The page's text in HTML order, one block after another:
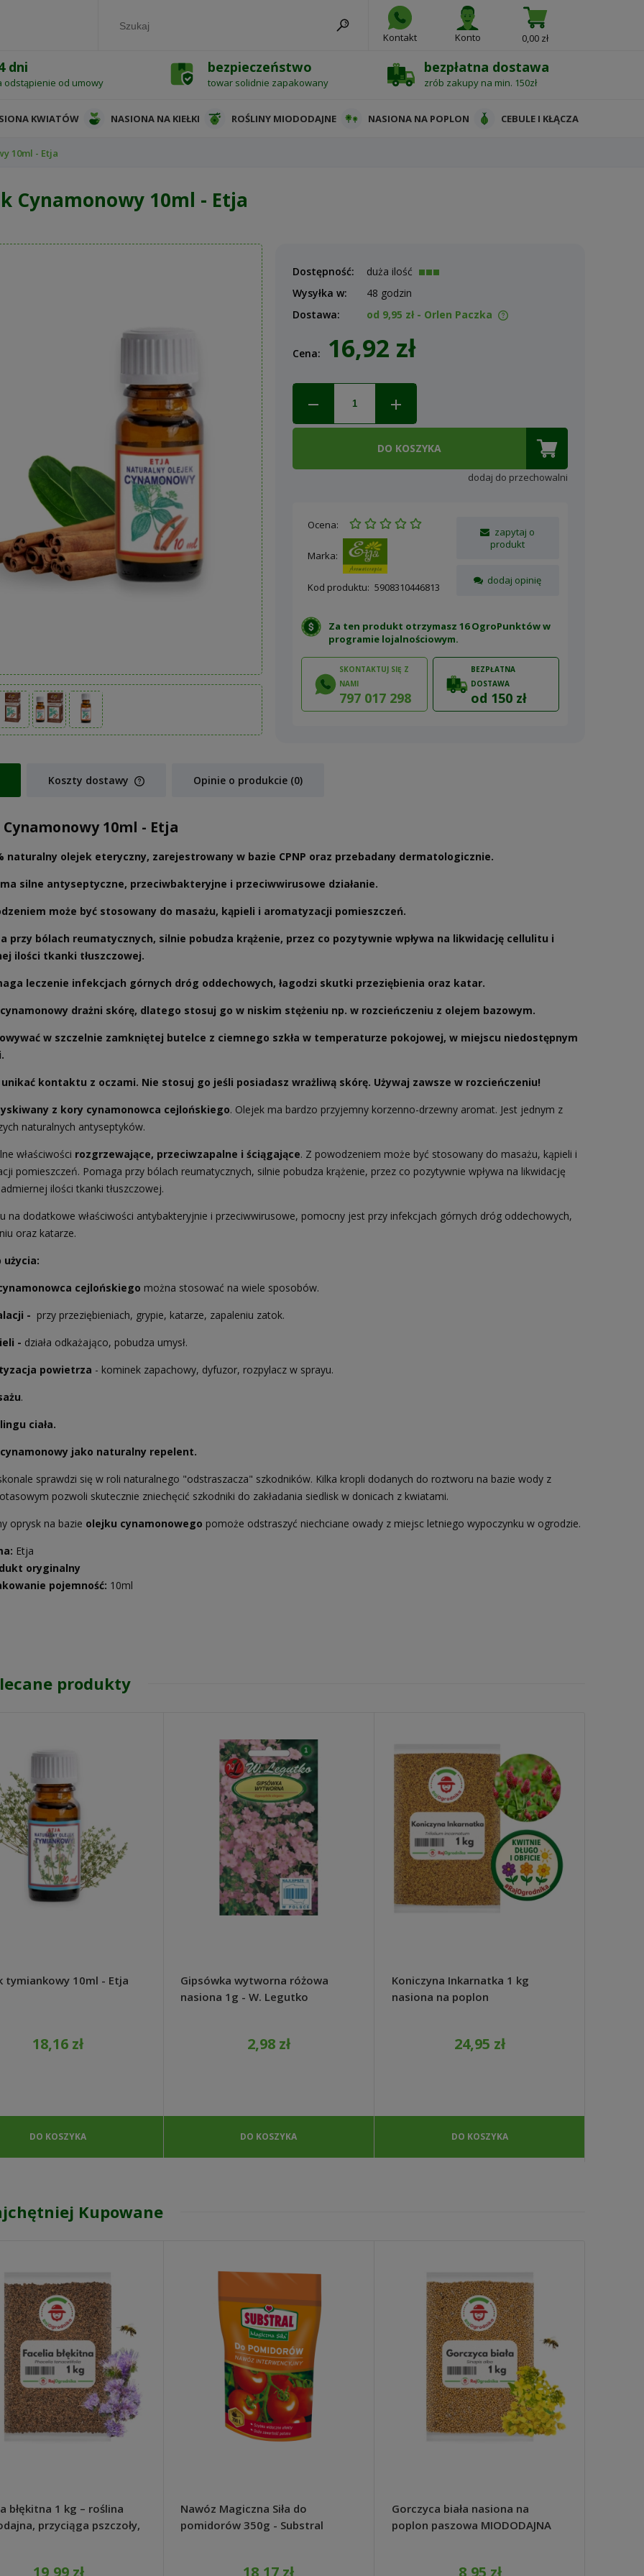
Kontakt Konto 0,00 zł
dni
odstąpienie od umowy
bezpieczeństwo
towar solidnie zapakowany
bezpłatna dostawa
zrób zakupy na min. 150zł
KWIATÓW NASIONA NA KIEŁKI ROŚLINY MIODODAJNE NASIONA NA POPLON CEBULE I KŁĄCZA
10ml - Etja
mm zimowa 10kg
105,00 zł
regularna: 139,00 zł
DO KOSZYKA
Cynamonowy 10ml - Etja
Dostępność:
duża ilość
Wysyłka w:
48 godzin
Dostawa:
od 9,95 zł - Orlen Paczka
Cena nie zawiera ewentualnych
kosztów płatności
Cena: 16,92 zł
DO KOSZYKA
dodaj do przechowalni
Ocena:
Marka:
Kod produktu: 5908310446813
zapytaj o
produkt
dodaj opinię
Za ten produkt otrzymasz 16 OgroPunktów w
programie lojalnościowym.
SKONTAKTUJ SIĘ Z
NAMI
797 017 298
BEZPŁATNA
DOSTAWA
od 150 zł
Koszty dostawy
płatności
Opinie o produkcie (0)
10ml - Etja
naturalny olejek eteryczny, zarejestrowany w bazie CPNP oraz przebadany dermatologicznie.
ma silne antyseptyczne, przeciwbakteryjne i przeciwwirusowe działanie.
może być stosowany do masażu, kąpieli i aromatyzacji pomieszczeń.
przy bólach reumatycznych, silnie pobudza krążenie, przez co pozytywnie wpływa na likwidację cellulitu i
ilości tkanki tłuszczowej.
leczenie infekcjach górnych dróg oddechowych, łagodzi skutki przeziębienia oraz katar.
cynamonowy drażni skórę, dlatego stosuj go w niskim stężeniu np. w rozcieńczeniu z olejem bazowym.
w szczelnie zamkniętej butelce z ciemnego szkła w temperaturze pokojowej, w miejscu niedostępnym
unikać kontaktu z oczami. Nie stosuj go jeśli posiadasz wrażliwą skórę. Używaj zawsze w rozcieńczeniu!
z kory cynamonowca cejlońskiego. Olejek ma bardzo przyjemny korzenno-drzewny aromat. Jest jednym z
naturalnych antyseptyków.
właściwości rozgrzewające, przeciwzapalne i ściągające. Z powodzeniem może być stosowany do masażu, kąpieli i
pomieszczeń. Pomaga przy bólach reumatycznych, silnie pobudza krążenie, przez co pozytywnie wpływa na likwidację
ilości tkanki tłuszczowej.
na dodatkowe właściwości antybakteryjnie i przeciwwirusowe, pomocny jest przy infekcjach górnych dróg oddechowych,
oraz katarze.
użycia:
cejlońskiego można stosować na wiele sposobów.
- przy przeziębieniach, grypie, katarze, zapaleniu zatok.
- działa odkażająco, pobudza umysł.
powietrza - kominek zapachowy, dyfuzor, rozpylacz w sprayu.
.
ciała.
cynamonowy jako naturalny repelent.
sprawdzi się w roli naturalnego "odstraszacza" szkodników. Kilka kropli dodanych do roztworu na bazie wody z
pozwoli skutecznie zniechęcić szkodniki do zakładania siedlisk w donicach z kwiatami.
oprysk na bazie olejku cynamonowego pomoże odstraszyć niechciane owady z miejsc letniego wypoczynku w ogrodzie.
Etja
oryginalny
pojemność: 10ml
produkty
tymiankowy 10ml - Etja
18,16 zł
DO KOSZYKA
Gipsówka wytworna różowa
nasiona 1g - W. Legutko
2,98 zł
DO KOSZYKA
Koniczyna Inkarnatka 1 kg
nasiona na poplon
24,95 zł
DO KOSZYKA
Kupowane
błękitna 1 kg – roślina
przyciąga pszczoły,
19,99 zł
Nawóz Magiczna Siła do
pomidorów 350g - Substral
18,17 zł
Gorczyca biała nasiona na
poplon paszowa MIODODAJNA
8,95 zł